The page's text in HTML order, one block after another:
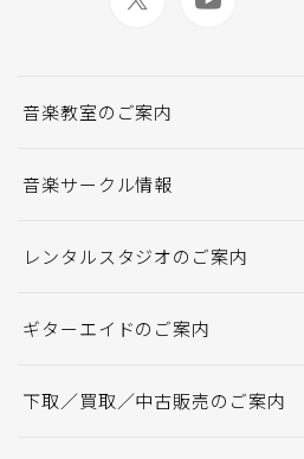
音楽教室のご案内
音楽サークル情報
レンタルスタジオのご案内
ギターエイドのご案内
下取／買取／中古販売のご案内